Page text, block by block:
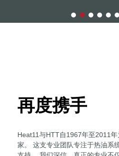
再度携手
Heat11与HTT自1967年至2011
家。 这支专业团队专注于热油系